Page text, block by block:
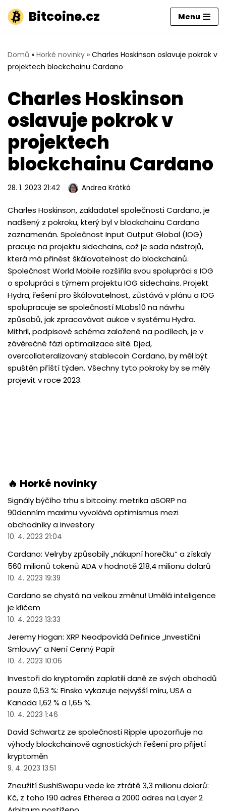
Přeskočit
obsah
Bitcoine.cz Menu
Domů » Horké novinky » Charles Hoskinson oslavuje pokrok v
projektech blockchainu Cardano
Charles Hoskinson
oslavuje pokrok v
projektech
blockchainu Cardano
28. 1. 2023 21:42 Andrea Krátká
Charles Hoskinson, zakladatel společnosti Cardano, je
nadšený z pokroku, který byl v blockchainu Cardano
zaznamenán. Společnost Input Output Global (IOG)
pracuje na projektu sidechains, což je sada nástrojů,
která má přinést škálovatelnost do blockchainů.
Společnost World Mobile rozšířila svou spolupráci s IOG
o spolupráci s týmem projektu IOG sidechains. Projekt
Hydra, řešení pro škálovatelnost, zůstává v plánu a IOG
spolupracuje se společností MLabs10 na návrhu
způsobů, jak zpracovávat aukce v systému Hydra.
Mithril, podpisové schéma založené na podílech, je v
závěrečné fázi optimalizace sítě. Djed,
overcollateralizovaný stablecoin Cardano, by měl být
spuštěn příští týden. Všechny tyto pokroky by se měly
projevit v roce 2023.
🔥 Horké novinky
Signály býčího trhu s bitcoiny: metrika aSORP na
90denním maximu vyvolává optimismus mezi
obchodníky a investory
10. 4. 2023 21:04
Cardano: Velryby způsobily „nákupní horečku“ a získaly
560 milionů tokenů ADA v hodnotě 218,4 milionu dolarů
10. 4. 2023 19:39
Cardano se chystá na velkou změnu! Umělá inteligence
je klíčem
10. 4. 2023 13:33
Jeremy Hogan: XRP Neodpovídá Definice „Investiční
Smlouvy“ a Není Cenný Papír
10. 4. 2023 10:06
Investoři do kryptoměn zaplatili daně ze svých obchodů
pouze 0,53 %: Finsko vykazuje nejvyšší míru, USA a
Kanada 1,62 % a 1,65 %.
10. 4. 2023 1:46
David Schwartz ze společnosti Ripple upozorňuje na
výhody blockchainově agnostických řešení pro přijetí
kryptoměn
9. 4. 2023 13:51
Zneužití SushiSwapu vede ke ztrátě 3,3 milionu dolarů:
Kč, z toho 190 adres Etherea a 2000 adres na Layer 2